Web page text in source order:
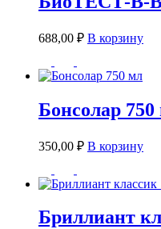
688,00 ₽ В корзину
Бонсолар 750
350,00 ₽ В корзину
Бриллиант